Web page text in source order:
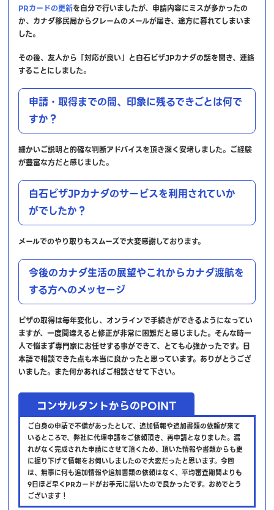
PRカードの更新を自分で行いましたが、申請内容にミスが多かったの
か、カナダ移民局からクレームのメールが届き、途方に暮れてしまいま
した。
その後、友人から「対応が良い」と白石ビザJPカナダの話を聞き、連絡
することにしました。
申請・取得までの間、印象に残るできごとは何で
すか？
細かいご説明と的確な判断アドバイスを頂き深く安堵しました。ご経験
が豊富な方だと感じました。
白石ビザJPカナダのサービスを利用されていか
がでしたか？
メールでのやり取りもスムーズで大変感謝しております。
今後のカナダ生活の展望やこれからカナダ渡航を
する方へのメッセージ
ビザの取得は毎年変化し、オンラインで手続きができるようになってい
ますが、一度間違えると修正が非常に困難だと感じました。そんな時一
人で悩まず専門家にお任せする事ができて、とても心強かったです。日
本語で相談できた点も本当に良かったと思っています。ありがとうござ
いました。また何かあればご相談させて下さい。
コンサルタントからのPOINT
ご自身の申請で不備があったとして、追加情報や追加書類の依頼が来て
いるところで、弊社に代理申請をご依頼頂き、再申請となりました。漏
れがなく完成された申請にさせて頂くため、頂いた情報や書類からも更
に掘り下げて情報をお伺いしましたので大変だったと思います。今回
は、無事に何も追加情報や追加書類の依頼はなく、平均審査期間よりも
9日ほど早くPRカードがお手元に届いたので良かったです。おめでとう
ございます！